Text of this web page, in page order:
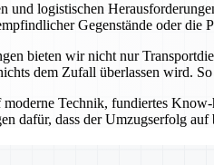
logistischen
Gegenstände oder die
bieten wir nicht nur
dem Zufall überlassen wird.
Technik, fundiertes
dafür, dass der Umzugserfolg